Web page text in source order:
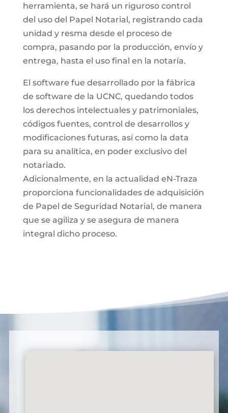
herramienta, se hará un riguroso control
del uso del Papel Notarial, registrando cada
unidad y resma desde el proceso de
compra, pasando por la producción, envío y
entrega, hasta el uso final en la notaría.
El software fue desarrollado por la fábrica
de software de la UCNC, quedando todos
los derechos intelectuales y patrimoniales,
códigos fuentes, control de desarrollos y
modificaciones futuras, así como la data
para su analítica, en poder exclusivo del
notariado.
Adicionalmente, en la actualidad eN-Traza
proporciona funcionalidades de adquisición
de Papel de Seguridad Notarial, de manera
que se agiliza y se asegura de manera
integral dicho proceso.